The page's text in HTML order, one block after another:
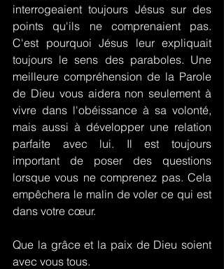
interrogeaient toujours Jésus sur des
points qu'ils ne comprenaient pas.
C'est pourquoi Jésus leur expliquait
toujours le sens des paraboles. Une
meilleure compréhension de la Parole
de Dieu vous aidera non seulement à
vivre dans l'obéissance à sa volonté,
mais aussi à développer une relation
parfaite avec lui. Il est toujours
important de poser des questions
lorsque vous ne comprenez pas. Cela
empêchera le malin de voler ce qui est
dans votre cœur.
Que la grâce et la paix de Dieu soient
avec vous tous.